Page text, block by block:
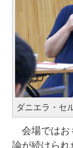
ダニエラ・セ
会場ではお
論が続けられ